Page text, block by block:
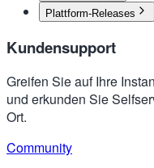
Plattform-Releases
Kundensupport
Greifen Sie auf Ihre
und erkunden Sie
Ort.
Community